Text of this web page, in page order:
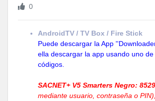
0
AndroidTV / TV Box / Fire Stick
Puede descargar la App
ella descargar la app usando uno
códigos.
SACNET+ V5 Smarters Negro:
mediante usuario, contraseña o PIN),